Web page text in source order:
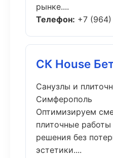
рынке....
Телефон: +7
СК House
Санузлы и
Симферополь
Оптимизируем
плиточные
решения без
эстетики....